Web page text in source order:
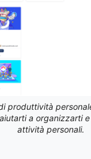
produttività
a organizzarti
attività personali.